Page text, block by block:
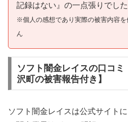
記録はない』の一点張りでした
※個人の感想であり実際の被害内容
ん
ソフト闇金レイスの口コ
沢町の被害報告付き】
ソフト闇金レイスは公式サイト